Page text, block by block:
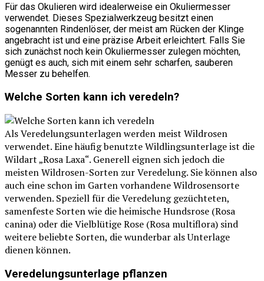
Für das Okulieren wird idealerweise ein Okuliermesser
verwendet. Dieses Spezialwerkzeug besitzt einen
sogenannten Rindenlöser, der meist am Rücken der Klinge
angebracht ist und eine präzise Arbeit erleichtert. Falls Sie
sich zunächst noch kein Okuliermesser zulegen möchten,
genügt es auch, sich mit einem sehr scharfen, sauberen
Messer zu behelfen.
Welche Sorten kann ich veredeln?
Als Veredelungsunterlagen werden meist Wildrosen
verwendet. Eine häufig benutzte Wildlingsunterlage ist die
Wildart „Rosa Laxa“. Generell eignen sich jedoch die
meisten Wildrosen-Sorten zur Veredelung. Sie können also
auch eine schon im Garten vorhandene Wildrosensorte
verwenden. Speziell für die Veredelung gezüchteten,
samenfeste Sorten wie die heimische Hundsrose (Rosa
canina) oder die Vielblütige Rose (Rosa multiflora) sind
weitere beliebte Sorten, die wunderbar als Unterlage
dienen können.
Veredelungsunterlage pflanzen